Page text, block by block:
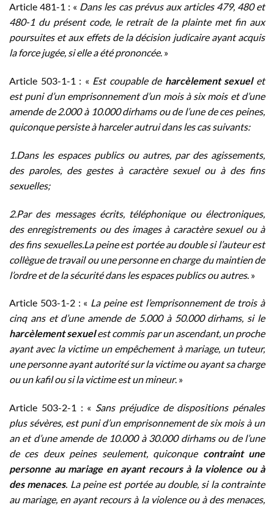
Article 481-1 : « Dans les cas prévus aux articles 479, 480 et
480-1 du présent code, le retrait de la plainte met fin aux
poursuites et aux effets de la décision judicaire ayant acquis
la force jugée, si elle a été prononcée. »
Article 503-1-1 : « Est coupable deharcèlement sexuelet
est puni d’un emprisonnement d’un mois à six mois et d’une
amende de 2.000 à 10.000 dirhams ou de l’une de ces peines,
quiconque persiste à harceler autrui dans les cas suivants:
1.Dans les espaces publics ou autres, par des agissements,
des paroles, des gestes à caractère sexuel ou à des fins
sexuelles;
2.Par des messages écrits, téléphonique ou électroniques,
des enregistrements ou des images à caractère sexuel ou à
des fins sexuelles.La peine est portée au double si l’auteur est
collègue de travail ou une personne en charge du maintien de
l’ordre et de la sécurité dans les espaces publics ou autres. »
Article 503-1-2 : « La peine est l’emprisonnement de trois à
cinq ans et d’une amende de 5.000 à 50.000 dirhams, si le
harcèlement sexuelest commis par un ascendant, un proche
ayant avec la victime un empêchement à mariage, un tuteur,
une personne ayant autorité sur la victime ou ayant sa charge
ou un kafil ou si la victime est un mineur. »
Article 503-2-1 : « Sans préjudice de dispositions pénales
plus sévères, est puni d’un emprisonnement de six mois à un
an et d’une amende de 10.000 à 30.000 dirhams ou de l’une
de ces deux peines seulement, quiconque contraint une
personne au mariage en ayant recours à la violence ou à
des menaces. La peine est portée au double, si la contrainte
au mariage, en ayant recours à la violence ou à des menaces,